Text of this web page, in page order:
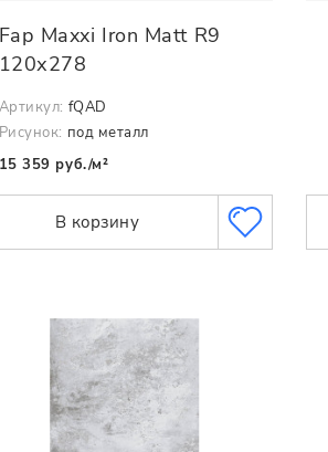
Fap Maxxi Iron Matt R9
120х278
Артикул: fQAD
Рисунок: под металл
15 359 руб./м²
В корзину